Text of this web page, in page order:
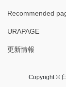
Recommended
URAPAGE
更新情報
Copyright ©